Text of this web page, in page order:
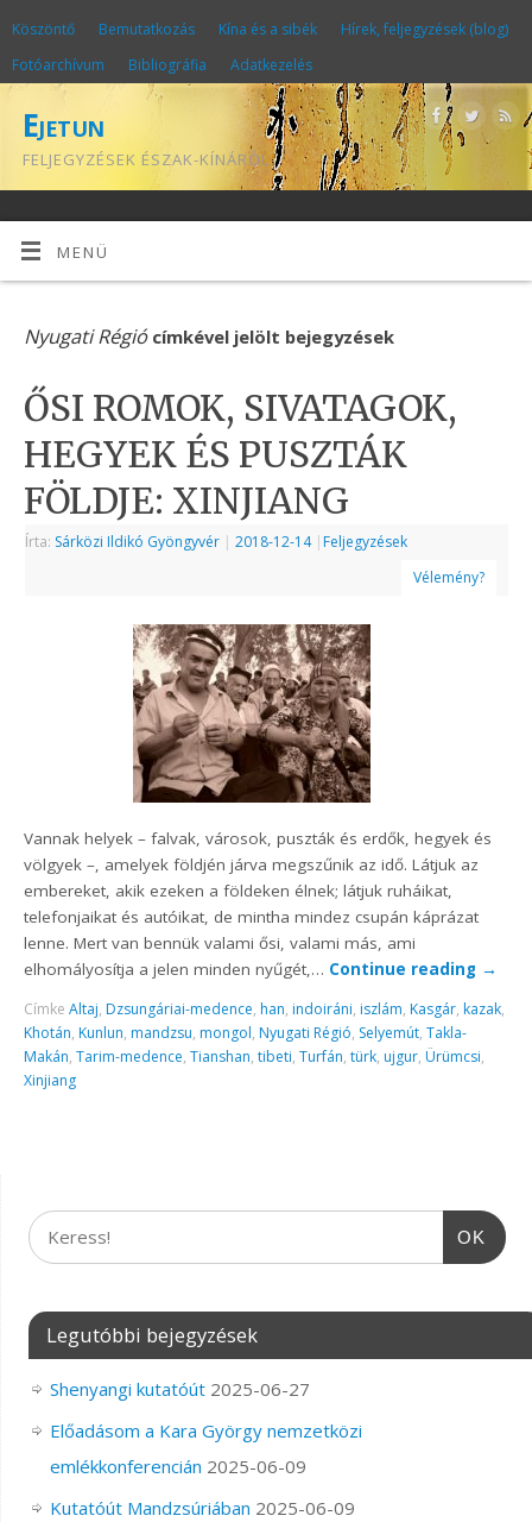
Köszöntő Bemutatkozás Kína és a sibék
Hírek, feljegyzések (blog)
Fotóarchívum
Bibliográfia Adatkezelés
Ejetun
FELJEGYZÉSEK ÉSZAK-KÍNÁRÓL
MENÜ
Nyugati Régiócímkével jelölt bejegyzések
ŐSI ROMOK, SIVATAGOK,
HEGYEK ÉS PUSZTÁK
FÖLDJE: XINJIANG
Írta: Sárközi Ildikó Gyöngyvér | 2018-12-14 | Feljegyzések
Vélemény?
Vannak helyek – falvak, városok, puszták és erdők, hegyek és
völgyek –, amelyek földjén járva megszűnik az idő. Látjuk az
embereket, akik ezeken a földeken élnek; látjuk ruháikat,
telefonjaikat és autóikat, de mintha mindez csupán káprázat
lenne. Mert van bennük valami ősi, valami más, ami
elhomályosítja a jelen minden nyűgét,… Continue reading →
CímkeAltaj, Dzsungáriai-medence, han, indoiráni, iszlám, Kasgár, kazak,
Khotán, Kunlun, mandzsu, mongol, Nyugati Régió, Selyemút,Takla-
Makán,Tarim-medence,Tianshan,tibeti,Turfán,türk, ujgur, Ürümcsi,
Xinjiang
OK
Legutóbbi bejegyzések
Shenyangi kutatóút 2025-06-27
Előadásom a Kara György nemzetközi
emlékkonferencián 2025-06-09
Kutatóút Mandzsúriában 2025-06-09